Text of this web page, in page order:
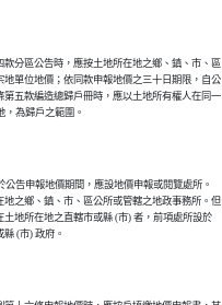
款分區公告時，應按土地所在地之鄉、鎮、市、區
地單位地價；依同款申報地價之三十日期限，自公
第五款編造總歸戶冊時，應以土地所有權人在同一
公告申報地價期間，應設地價申報或閱覽處所。
地之鄉、鎮、市、區公所或管轄之地政事務所。但
土地所在地之直轄市或縣 (市) 者，前項處所設於